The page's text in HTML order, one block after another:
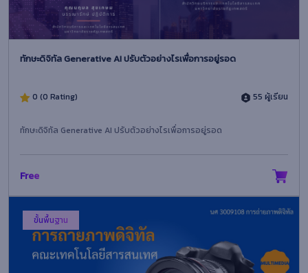
ทักษะดิจิทัล Generative AI ปรับตัวอย่างไรเพื่อการอยู่รอด
0 (0 Rating) 55 ผู้เรียน
ทักษะดิจิทัล Generative AI ปรับตัวอย่างไรเพื่อการอยู่รอด
Free
ขั้นพื้นฐาน